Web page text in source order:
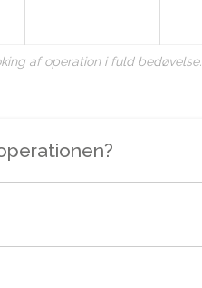
af operation i fuld bedøvelse.